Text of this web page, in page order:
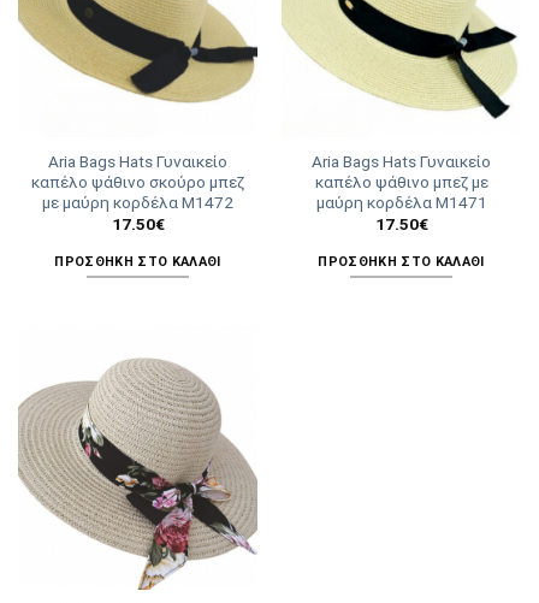
επιλογές
μπορούν
να
επιλεγούν
του
προϊόντος
Aria Bags Hats Γυναικείο
καπέλο ψάθινο σκούρο μπεζ
με μαύρη κορδέλα Μ1472
17.50€
ΠΡΟΣΘΉΚΗ ΣΤΟ ΚΑΛΆΘΙ
Aria Bags Hats Γυναικείο
καπέλο ψάθινο μπεζ με
μαύρη κορδέλα Μ1471
17.50€
ΠΡΟΣΘΉΚΗ ΣΤΟ ΚΑΛΆΘΙ